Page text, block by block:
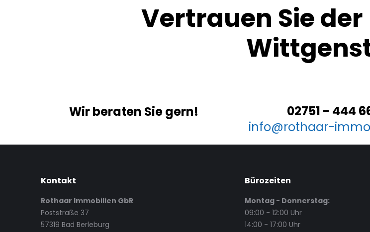
Vertrauen Sie der
Wir beraten Sie gern!
02751 - 444
info@rothaar-
Kontakt
Rothaar Immobilien GbR
Poststraße 37
57319 Bad Berleburg
Bürozeiten
Montag - Donnerstag:
09:00 - 12:00 Uhr
14:00 - 17:00 Uhr